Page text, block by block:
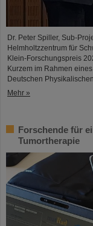
Dr. Peter Spiller, Sub-
Helmholtzzentrum für
Klein-Forschungspreis
Kurzem im Rahmen
Deutschen
Mehr »
Forschende für
Tumortherapie